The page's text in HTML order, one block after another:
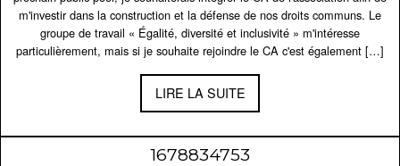
m'investir dans la construction et la défense de nos droits communs. Le
groupe de travail « Égalité, diversité et inclusivité » m'intéresse
particulièrement, mais si je souhaite rejoindre le CA c'est également […]
LIRE LA SUITE
1678834753